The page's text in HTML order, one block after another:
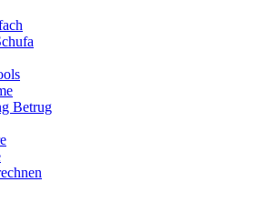
Betrug